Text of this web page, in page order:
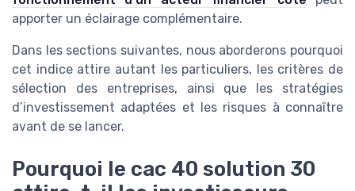
apporter un éclairage complémentaire.
Dans les sections suivantes, nous aborderons pourquoi
cet indice attire autant les particuliers, les critères de
sélection des entreprises, ainsi que les stratégies
d’investissement adaptées et les risques à connaître
avant de se lancer.
Pourquoi le cac 40 solution 30